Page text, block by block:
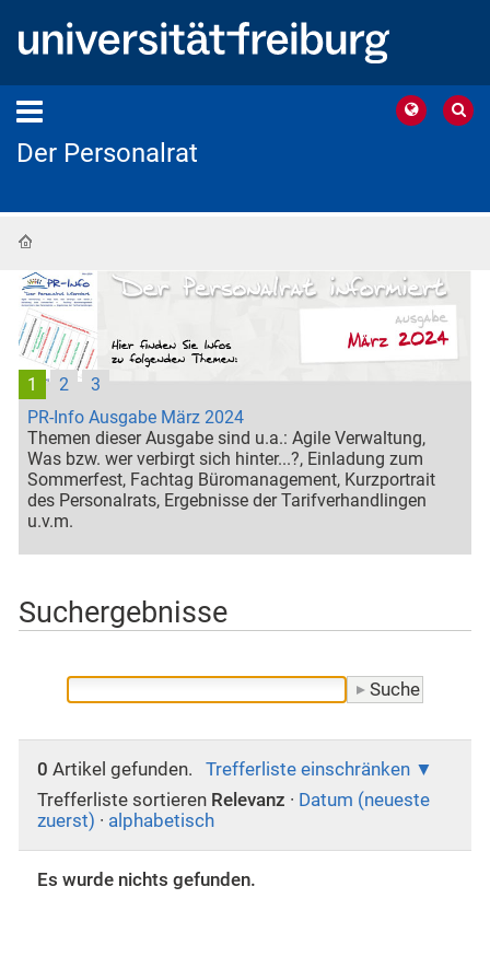
Der Personalrat
PR-Info Ausgabe März 2024
Themen dieser Ausgabe sind u.a.: Agile Verwaltung,
Was bzw. wer verbirgt sich hinter...?, Einladung zum
Sommerfest, Fachtag Büromanagement, Kurzportrait
des Personalrats, Ergebnisse der Tarifverhandlingen
u.v.m.
1 2 3
Suchergebnisse
0 Artikel gefunden.
Trefferliste einschränken
Trefferliste sortieren Relevanz · Datum (neueste
zuerst) · alphabetisch
Es wurde nichts gefunden.